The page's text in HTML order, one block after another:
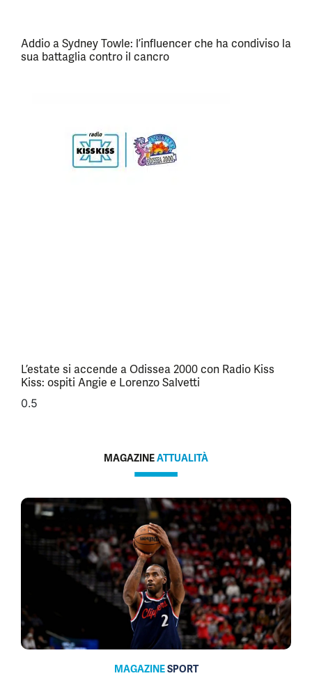
Addio a Sydney Towle: l’influencer che ha condiviso la
sua battaglia contro il cancro
L’estate si accende a Odissea 2000 con Radio Kiss
Kiss: ospiti Angie e Lorenzo Salvetti
MAGAZINEATTUALITÀ
MAGAZINESPORT